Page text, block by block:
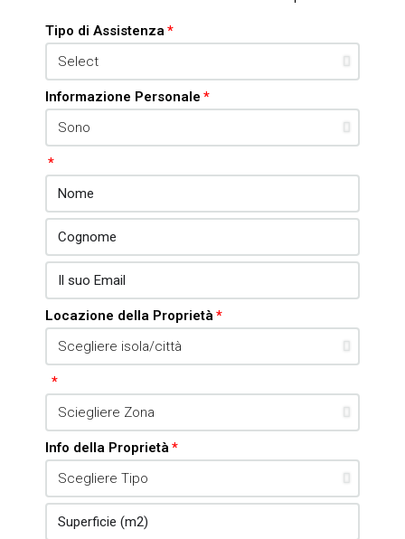
Tipo di Assistenza
Informazione Personale
Locazione della Proprietà
Info della Proprietà